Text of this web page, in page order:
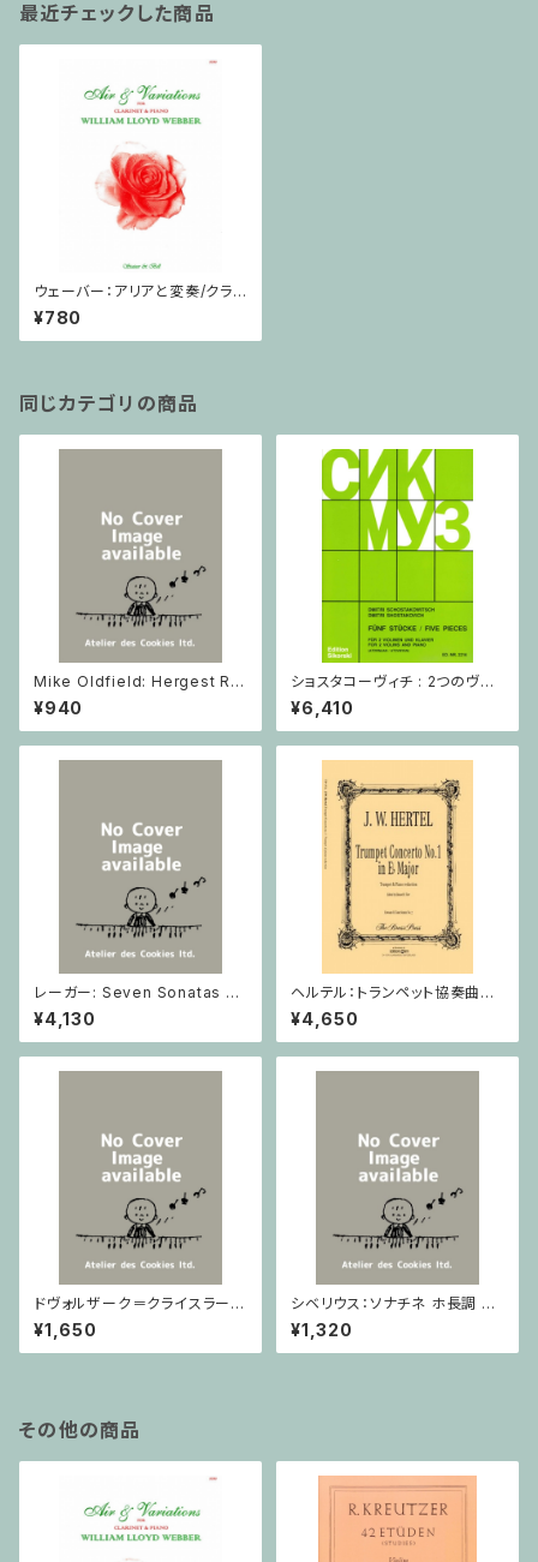
最近チェックした商品
ウェーバー：アリアと変奏/クラリ
ネット・ピアノ
¥780
同じカテゴリの商品
Mike Oldfield: Hergest Rid
ge / ピアノ
¥940
ショスタコーヴィチ : 2つのヴァ
イオリンとピアノのための 5つの
小品 / ヴァイオリン2とピアノ
¥6,410
レーガー: Seven Sonatas o
p. 91 Heft 2 / ヴァイオリン
¥4,130
ヘルテル：トランペット協奏曲第1
番 変ホ長調/トランペット・ピア
ノ
¥4,650
ドヴォルザーク＝クライスラー：
スラヴ幻想曲 ロ短調 from Op.
55-4, Op.75 / ヴァイオリンと
ピアノ
¥1,650
シベリウス：ソナチネ ホ長調 O
p.80 / ヴァイオリンとピアノ
¥1,320
その他の商品